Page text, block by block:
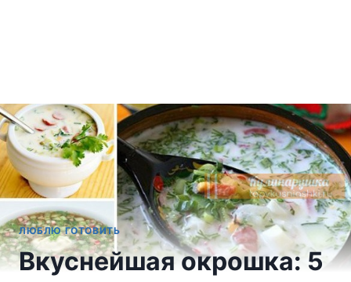
ЛЮБЛЮ ГОТОВИТЬ
Вкуснейшая окрошка: 5